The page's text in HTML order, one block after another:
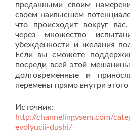
преданными своим
своем наивысшем
что происходит вокруг
через множество
убежденности и желания
Если вы сможете
посреди всей этой
долговременные и
перемены прямо внутри этого
Источник:
http://channelingvsem.com/
evolyucii-dushi/